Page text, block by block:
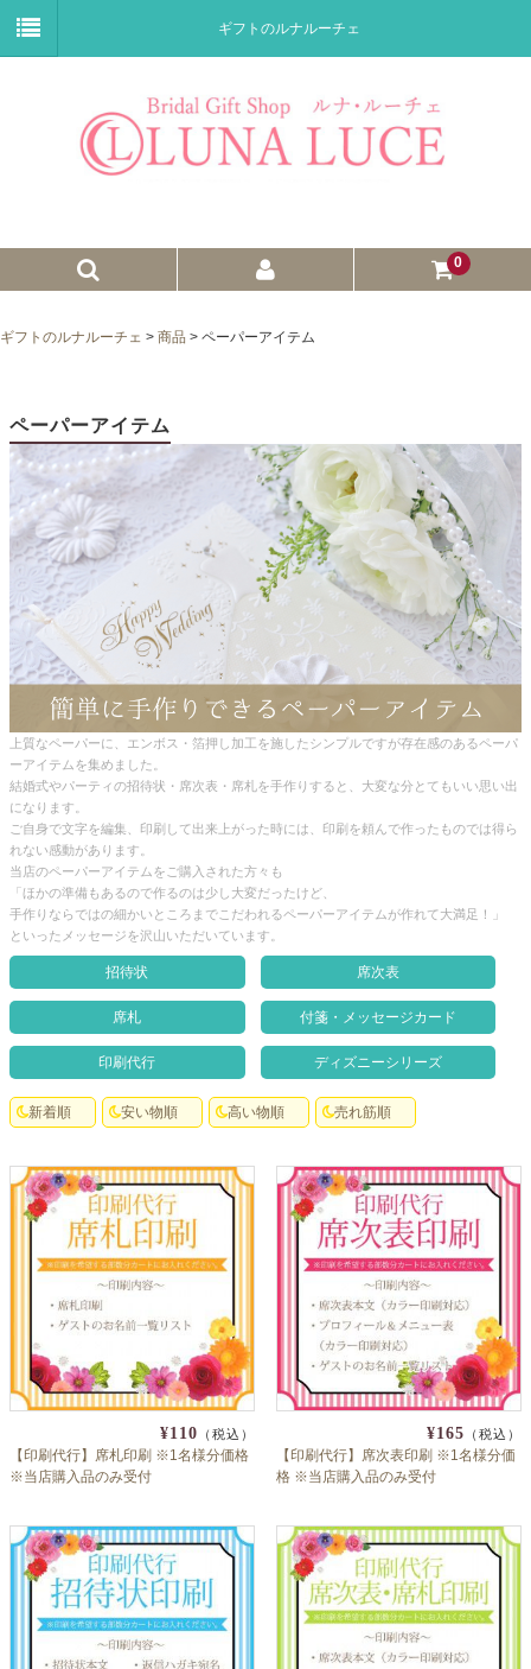
ギフトのルナルーチェ
0
ウェイトドール
子育て卒業証書
ウェルカムボード
クロックギフト
ペーパーアイテム
DIY用品
引菓子
引出物ギフト
カタログギフト
ブライダルバッグ
演出用品
内祝い 出産祝い
季節イベント特集
よくあるご質問
ドメイン指定受信について
お問合せ
ギフトのルナルーチェ > 商品 > ペーパーアイテム
ペーパーアイテム
上質なペーパーに、エンボス・箔押し加工を施したシンプルですが存在感のあるペーパ
ーアイテムを集めました。
結婚式やパーティの招待状・席次表・席札を手作りすると、大変な分とてもいい思い出
になります。
ご自身で文字を編集、印刷して出来上がった時には、印刷を頼んで作ったものでは得ら
れない感動があります。
当店のペーパーアイテムをご購入された方々も
「ほかの準備もあるので作るのは少し大変だったけど、
手作りならではの細かいところまでこだわれるペーパーアイテムが作れて大満足！」
といったメッセージを沢山いただいています。
招待状 席次表
席札 付箋・メッセージカード
印刷代行 ディズニーシリーズ
新着順 安い物順 高い物順 売れ筋順
¥110 （税込）
【印刷代行】席札印刷 ※1名様分価格
※当店購入品のみ受付
¥165 （税込）
【印刷代行】席次表印刷 ※1名様分価
格 ※当店購入品のみ受付